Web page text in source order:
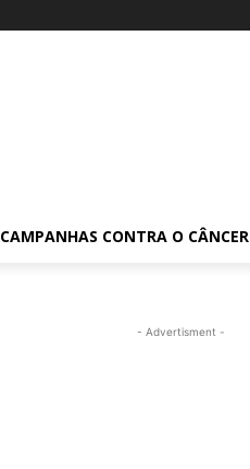
CAMPANHAS CONTRA O CÂNCER
- Advertisment -